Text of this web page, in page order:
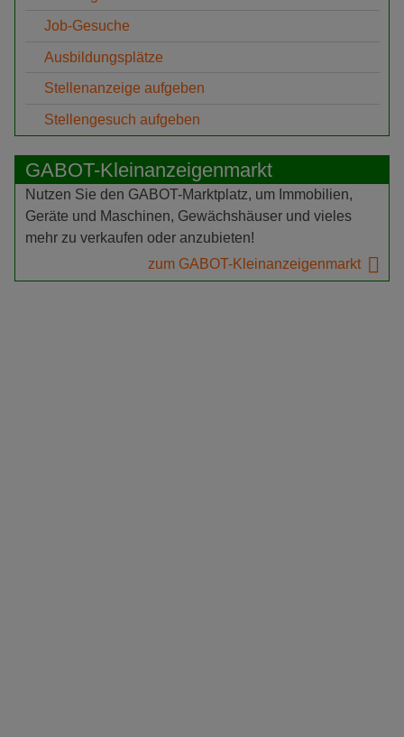
Job-Gesuche
Ausbildungsplätze
Stellenanzeige aufgeben
Stellengesuch aufgeben
GABOT-Kleinanzeigenmarkt
Nutzen Sie den GABOT-Marktplatz, um Immobilien,
Geräte und Maschinen, Gewächshäuser und vieles
mehr zu verkaufen oder anzubieten!
zum GABOT-Kleinanzeigenmarkt